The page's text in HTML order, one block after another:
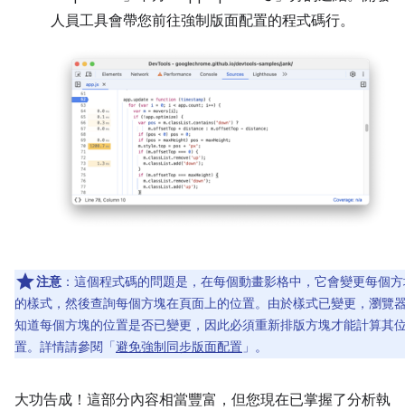
人員工具會帶您前往強制版面配置的程式碼行。
注意 ：這個程式碼的問題是，在每個動畫影格中，它會變更每個
的樣式，然後查詢每個方塊在頁面上的位置。由於樣式已變更，瀏覽
知道每個方塊的位置是否已變更，因此必須重新排版方塊才能計算其
置。詳情請參閱「避免強制同步版面配置 」。
大功告成！這部分內容相當豐富，但您現在已掌握了分析執